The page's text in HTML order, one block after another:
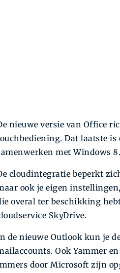
nieuwe versie van Office
Dat laatste is
met Windows 8.
cloudintegratie beperkt
ook je eigen
overal ter beschikking
SkyDrive.
de nieuwe Outlook kun je
Ook Yammer
door Microsoft zijn